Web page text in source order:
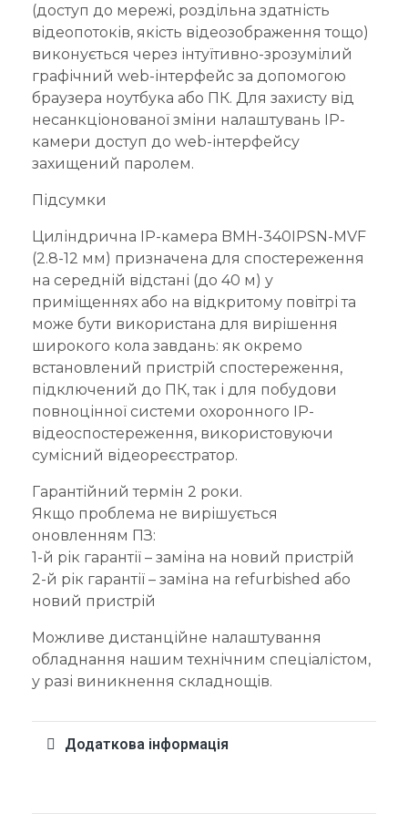
(доступ до мережі, роздільна здатність
відеопотоків, якість відеозображення тощо)
виконується через інтуїтивно-зрозумілий
графічний web-інтерфейс за допомогою
браузера ноутбука або ПК. Для захисту від
несанкціонованої зміни налаштувань IP-
камери доступ до web-інтерфейсу
захищений паролем.
Підсумки
Циліндрична IP-камера BMH-340IPSN-MVF
(2.8-12 мм) призначена для спостереження
на середній відстані (до 40 м) у
приміщеннях або на відкритому повітрі та
може бути використана для вирішення
широкого кола завдань: як окремо
встановлений пристрій спостереження,
підключений до ПК, так і для побудови
повноцінної системи охоронного IP-
відеоспостереження, використовуючи
сумісний відеореєстратор.
Гарантійний термін 2 роки.
Якщо проблема не вирішується
оновленням ПЗ:
1-й рік гарантії – заміна на новий пристрій
2-й рік гарантії – заміна на refurbished або
новий пристрій
Можливе дистанційне налаштування
обладнання нашим технічним спеціалістом,
у разі виникнення складнощів.
Додаткова інформація